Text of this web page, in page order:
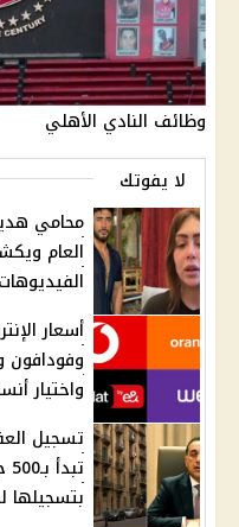
وظائف النادي الأهلي
لا يفوتك
محامي
العام
واختيار
بتسجيلها